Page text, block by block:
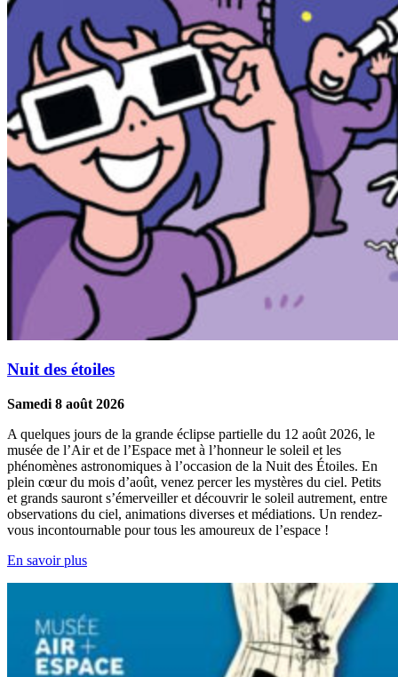
Nuit des étoiles
Samedi 8 août 2026
A quelques jours de la grande éclipse partielle du 12 août 2026, le
musée de l’Air et de l’Espace met à l’honneur le soleil et les
phénomènes astronomiques à l’occasion de la Nuit des Étoiles. En
plein cœur du mois d’août, venez percer les mystères du ciel. Petits
et grands sauront s’émerveiller et découvrir le soleil autrement, entre
observations du ciel, animations diverses et médiations. Un rendez-
vous incontournable pour tous les amoureux de l’espace !
En savoir plus